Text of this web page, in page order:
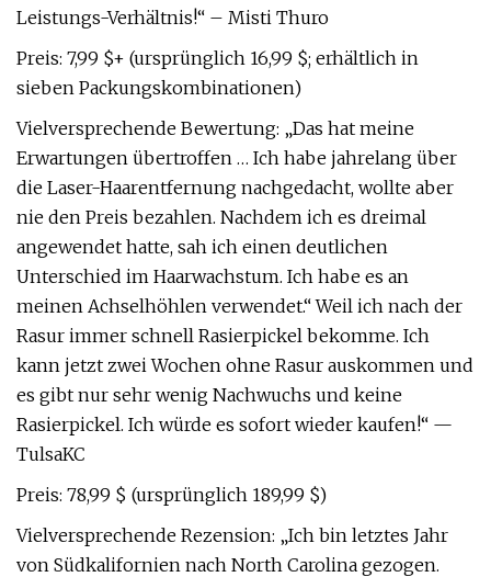
Leistungs-Verhältnis!“ – Misti Thuro
Preis: 7,99 $+ (ursprünglich 16,99 $; erhältlich in
sieben Packungskombinationen)
Vielversprechende Bewertung: „Das hat meine
Erwartungen übertroffen … Ich habe jahrelang über
die Laser-Haarentfernung nachgedacht, wollte aber
nie den Preis bezahlen. Nachdem ich es dreimal
angewendet hatte, sah ich einen deutlichen
Unterschied im Haarwachstum. Ich habe es an
meinen Achselhöhlen verwendet.“ Weil ich nach der
Rasur immer schnell Rasierpickel bekomme. Ich
kann jetzt zwei Wochen ohne Rasur auskommen und
es gibt nur sehr wenig Nachwuchs und keine
Rasierpickel. Ich würde es sofort wieder kaufen!“ —
TulsaKC
Preis: 78,99 $ (ursprünglich 189,99 $)
Vielversprechende Rezension: „Ich bin letztes Jahr
von Südkalifornien nach North Carolina gezogen.